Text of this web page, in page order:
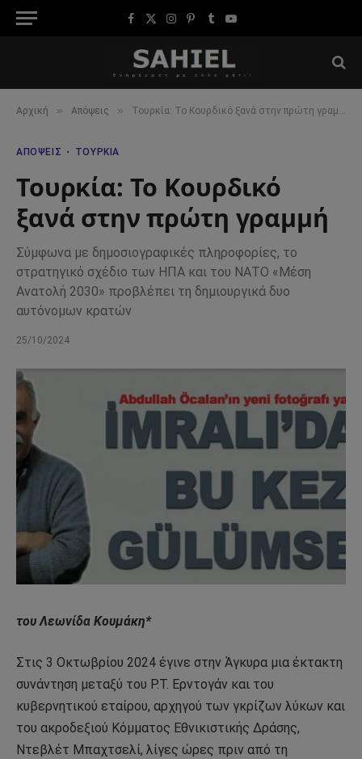
Facebook
X
Instagram
Pinterest
TumblrYouTube
Αρχική » Απόψεις » Τουρκία: Το Κουρδικό ξανά στην πρώτη γραμμή
ΑΠΌΨΕΙΣ ΤΟΥΡΚΊΑ
Τουρκία: Το Κουρδικό
ξανά στην πρώτη γραμμή
Σύμφωνα με δημοσιογραφικές πληροφορίες, το
στρατηγικό σχέδιο των ΗΠΑ και του ΝΑΤΟ «Μέση
Ανατολή 2030» προβλέπει τη δημιουργικά δυο
αυτόνομων κρατών
25/10/2024
του Λεωνίδα Κουμάκη*
Στις 3 Οκτωβρίου 2024 έγινε στην Άγκυρα μια έκτακτη
συνάντηση μεταξύ του Ρ.Τ. Ερντογάν και του
κυβερνητικού εταίρου, αρχηγού των γκρίζων λύκων και
του ακροδεξιού Κόμματος Εθνικιστικής Δράσης,
Ντεβλέτ Μπαχτσελί, λίγες ώρες πριν από τη